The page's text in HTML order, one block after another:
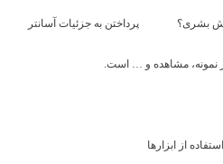
به جزئیات آسان­تر